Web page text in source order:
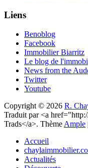
Liens
Benoblog
Facebook
Immobilier Biarritz
Le blog de
News from the
Twitter
Youtube
Copyright © 2026 R.
Traduit par <a
Trads</a>. Thème Ample
Accueil
Actualités